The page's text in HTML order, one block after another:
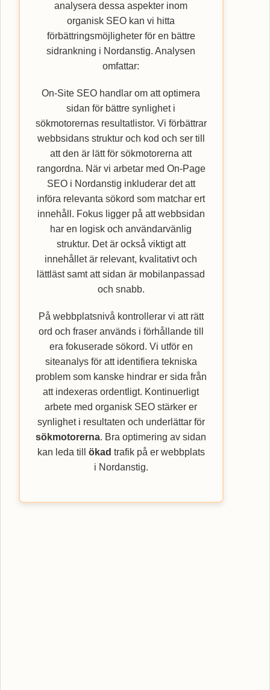
analysera dessa aspekter inom
organisk SEO kan vi hitta
förbättringsmöjligheter för en bättre
sidrankning i Nordanstig. Analysen
omfattar:
On-Site SEO handlar om att optimera
sidan för bättre synlighet i
sökmotorernas resultatlistor. Vi förbättrar
webbsidans struktur och kod och ser till
att den är lätt för sökmotorerna att
rangordna. När vi arbetar med On-Page
SEO i Nordanstig inkluderar det att
införa relevanta sökord som matchar ert
innehåll. Fokus ligger på att webbsidan
har en logisk och användarvänlig
struktur. Det är också viktigt att
innehållet är relevant, kvalitativt och
lättläst samt att sidan är mobilanpassad
och snabb.
På webbplatsnivå kontrollerar vi att rätt
ord och fraser används i förhållande till
era fokuserade sökord. Vi utför en
siteanalys för att identifiera tekniska
problem som kanske hindrar er sida från
att indexeras ordentligt. Kontinuerligt
arbete med organisk SEO stärker er
synlighet i resultaten och underlättar för
sökmotorerna. Bra optimering av sidan
kan leda till ökad trafik på er webbplats
i Nordanstig.